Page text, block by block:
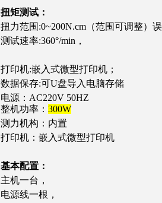
扭矩测试：
扭力范围:0~200N.cm（范围可调整）
测试速率:360°/min，
打印机:嵌入式微型打印机；
数据保存:可U盘导入电脑存储
电源：AC220V 50HZ
整机功率： 300W
测力机构：内置
打印机：嵌入式微型打印机
基本配置：
主机一台，
电源线一根，